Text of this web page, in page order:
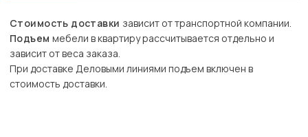
Стоимость доставки зависит от транспортной компании.
Подъем мебели в квартиру рассчитывается отдельно и
зависит от веса заказа.
При доставке Деловыми линиями подъем включен в
стоимость доставки.